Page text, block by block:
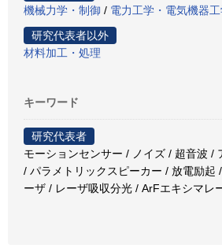
機械力学・制御 / 電力工学・電気機器
研究代表者以外
材料加工・処理
キーワード
研究代表者
モーションセンサー / ノイズ / 超音波 /
/ パラメトリックスピーカー / 放電励起
ーザ / レーザ吸収分光 / ArFエキシマレ